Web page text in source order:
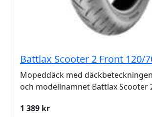
Battlax Scooter 2 Front 120/
Mopeddäck med
och modellnamnet Battlax Scooter
1 389 kr